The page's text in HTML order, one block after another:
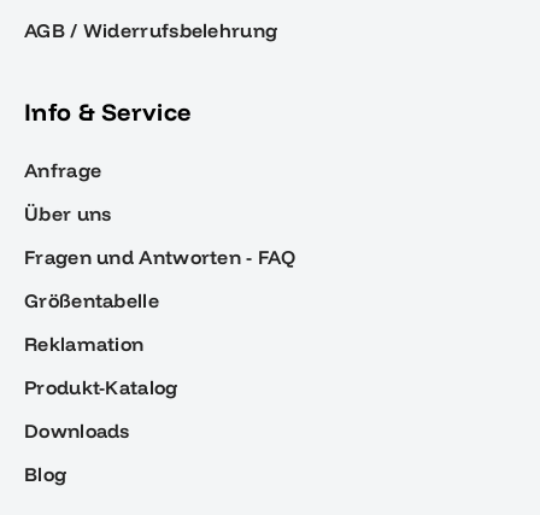
AGB / Widerrufsbelehrung
Info & Service
Anfrage
Über uns
Fragen und Antworten - FAQ
Größentabelle
Reklamation
Produkt-Katalog
Downloads
Blog